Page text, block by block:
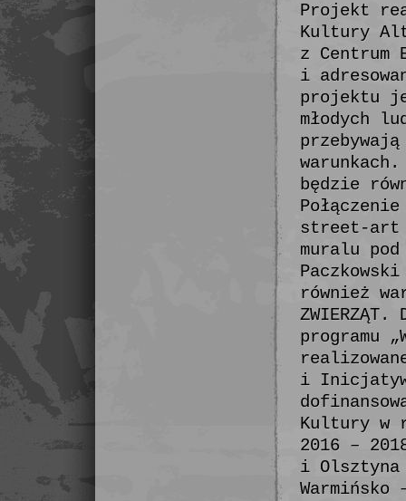
Projekt
Kultury
z Centrum
i
projektu
młodych
będzie
street-art
muralu
również
programu
i
Kultury w
2016 –
i Olsztyna
Warmińsko